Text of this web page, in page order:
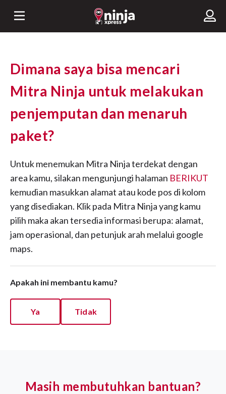
Dimana saya bisa mencari
Mitra Ninja untuk melakukan
penjemputan dan menaruh
paket?
Untuk menemukan Mitra Ninja terdekat dengan
area kamu, silakan mengunjungi halaman BERIKUT
kemudian masukkan alamat atau kode pos di kolom
yang disediakan. Klik pada Mitra Ninja yang kamu
pilih maka akan tersedia informasi berupa: alamat,
jam operasional, dan petunjuk arah melalui google
maps.
Apakah ini membantu kamu?
Ya Tidak
Masih membutuhkan bantuan?